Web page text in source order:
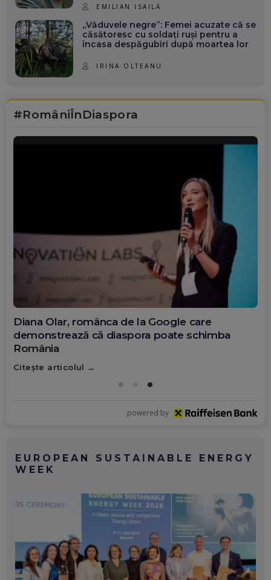
EMILIAN ISAILĂ
„Văduvele negre”: Femei acuzate că se
căsătoresc cu soldați ruși pentru a
încasa despăgubiri după moartea lor
IRINA OLTEANU
#RomâniÎnDiaspora
Diana Olar, românca de la Google care
demonstrează că diaspora poate schimba
România
Citește articolul
powered by
EUROPEAN SUSTAINABLE ENERGY
WEEK